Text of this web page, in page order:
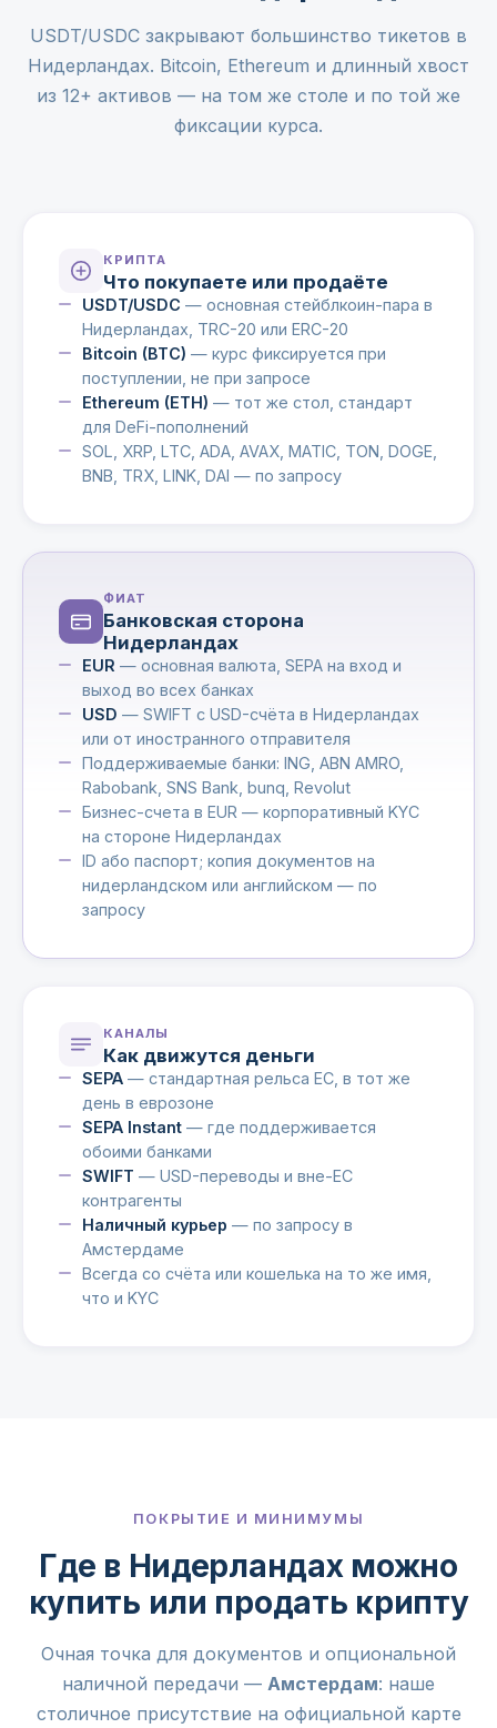
USDT/USDC закрывают большинство тикетов в
Нидерландах. Bitcoin, Ethereum и длинный хвост
из 12+ активов — на том же столе и по той же
фиксации курса.
КРИПТА
Что покупаете или продаёте
USDT/USDC — основная стейблкоин-пара в
Нидерландах, TRC-20 или ERC-20
Bitcoin (BTC) — курс фиксируется при
поступлении, не при запросе
Ethereum (ETH) — тот же стол, стандарт
для DeFi-пополнений
SOL, XRP, LTC, ADA, AVAX, MATIC, TON, DOGE,
BNB, TRX, LINK, DAI — по запросу
ФИАТ
Банковская сторона
Нидерландах
EUR — основная валюта, SEPA на вход и
выход во всех банках
USD — SWIFT с USD-счёта в Нидерландах
или от иностранного отправителя
Поддерживаемые банки: ING, ABN AMRO,
Rabobank, SNS Bank, bunq, Revolut
Бизнес-счета в EUR — корпоративный KYC
на стороне Нидерландах
ID або паспорт; копия документов на
нидерландском или английском — по
запросу
КАНАЛЫ
Как движутся деньги
SEPA— стандартная рельса ЕС, в тот же
день в еврозоне
SEPA Instant— где поддерживается
обоими банками
SWIFT — USD-переводы и вне-ЕС
контрагенты
Наличный курьер — по запросу в
Амстердаме
Всегда со счёта или кошелька на то же имя,
что и KYC
ПОКРЫТИЕ И МИНИМУМЫ
Где в Нидерландах можно
купить или продать крипту
Очная точка для документов и опциональной
наличной передачи — Амстердам: наше
столичное присутствие на официальной карте